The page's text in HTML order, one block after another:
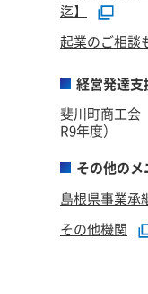
迄】
起業のご相談
経営発達支
斐川町商工
R9年度）
その他のメ
島根県事業承
その他機関